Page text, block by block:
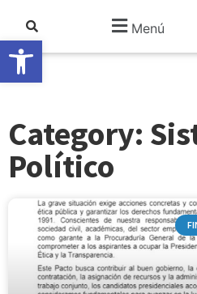
Abrir barra de
Menú
Category:
Político